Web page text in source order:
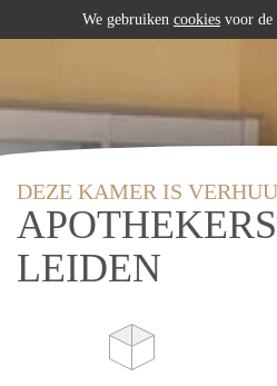
DEZE KAMER IS
LEIDEN
We gebruiken cookies voor de